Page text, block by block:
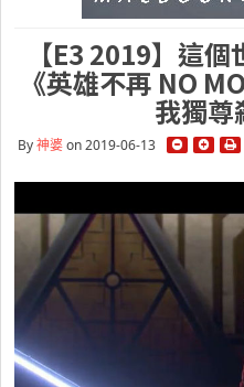
【E3 2019】這
《英雄不再 NO
我獨尊
By神婆on 2019-06-13